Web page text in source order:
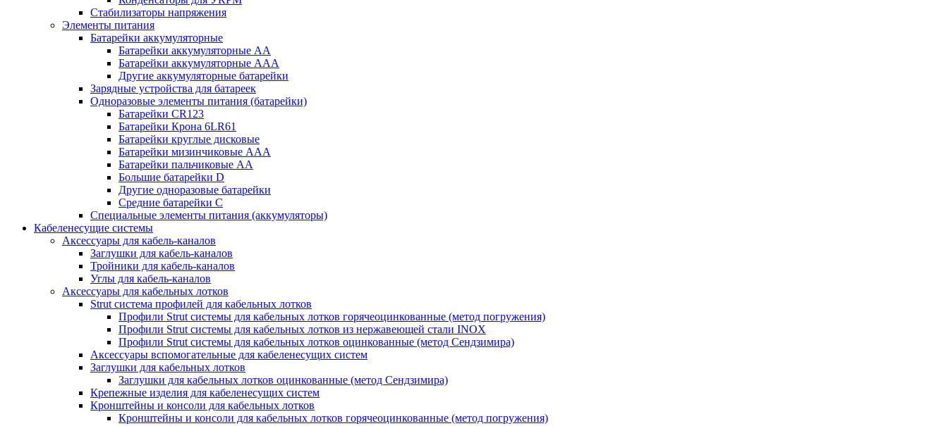
Стабилизаторы напряжения
Элементы питания
Батарейки аккумуляторные
Батарейки аккумуляторные АА
Батарейки аккумуляторные ААА
Другие аккумуляторные батарейки
Зарядные устройства для батареек
Одноразовые элементы питания (батарейки)
Батарейки CR123
Батарейки Крона 6LR61
Батарейки круглые дисковые
Батарейки мизинчиковые ААА
Батарейки пальчиковые АА
Большие батарейки D
Другие одноразовые батарейки
Средние батарейки C
Специальные элементы питания (аккумуляторы)
Кабеленесущие системы
Аксессуары для кабель-каналов
Заглушки для кабель-каналов
Тройники для кабель-каналов
Углы для кабель-каналов
Аксессуары для кабельных лотков
Strut система профилей для кабельных лотков
Профили Strut системы для кабельных лотков горячеоцинкованные (метод погружения)
Профили Strut системы для кабельных лотков из нержавеющей стали INOX
Профили Strut системы для кабельных лотков оцинкованные (метод Сендзимира)
Аксессуары вспомогательные для кабеленесущих систем
Заглушки для кабельных лотков
Заглушки для кабельных лотков оцинкованные (метод Сендзимира)
Крепежные изделия для кабеленесущих систем
Кронштейны и консоли для кабельных лотков
Кронштейны и консоли для кабельных лотков горячеоцинкованные (метод погружения)